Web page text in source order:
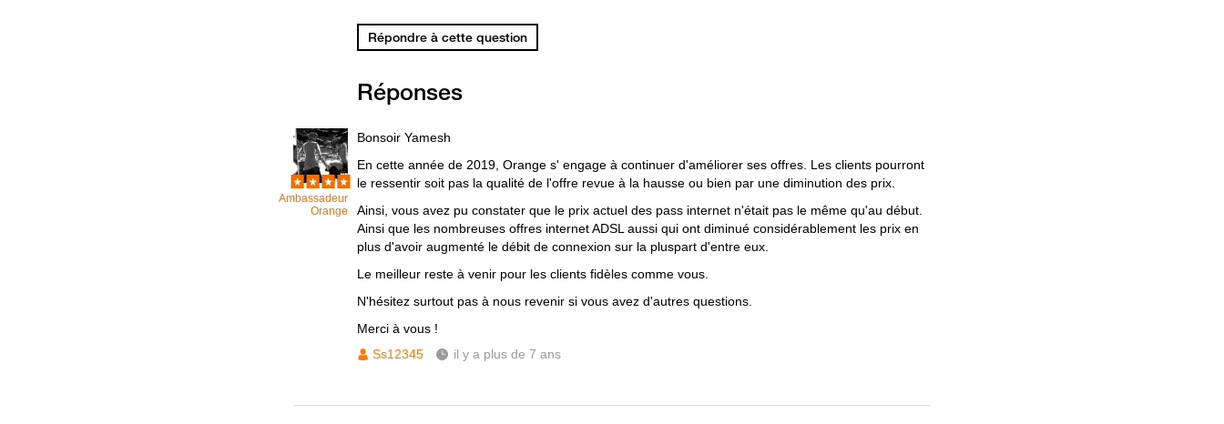
Répondre à cette question
Réponses
Ambassadeur
Orange
Bonsoir Yamesh
En cette année de 2019, Orange s' engage à continuer d'améliorer ses offres. Les clients pourront
le ressentir soit pas la qualité de l'offre revue à la hausse ou bien par une diminution des prix.
Ainsi, vous avez pu constater que le prix actuel des pass internet n'était pas le même qu'au début.
Ainsi que les nombreuses offres internet ADSL aussi qui ont diminué considérablement les prix en
plus d'avoir augmenté le débit de connexion sur la pluspart d'entre eux.
Le meilleur reste à venir pour les clients fidèles comme vous.
N'hésitez surtout pas à nous revenir si vous avez d'autres questions.
Merci à vous !
Ss12345
il y a plus de 7 ans